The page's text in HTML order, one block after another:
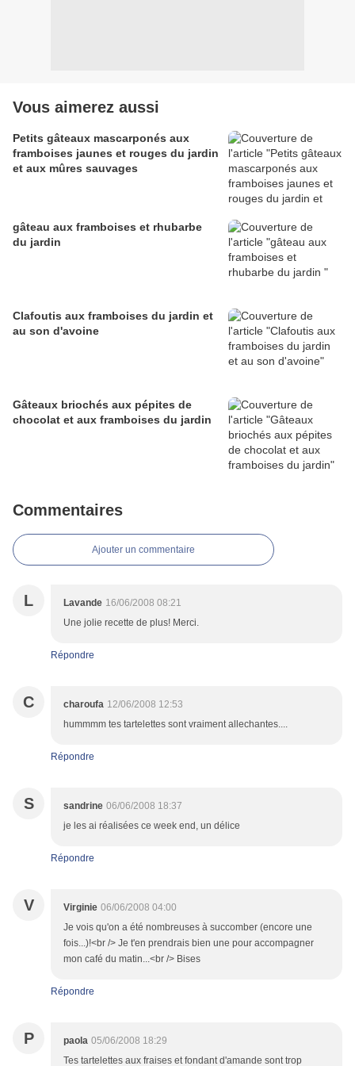
Vous aimerez aussi
Petits gâteaux mascarponés aux
framboises jaunes et rouges du jardin
et aux mûres sauvages
gâteau aux framboises et rhubarbe
du jardin
Clafoutis aux framboises du jardin et
au son d'avoine
Gâteaux briochés aux pépites de
chocolat et aux framboises du jardin
Commentaires
Ajouter un commentaire
L Lavande 16/06/2008 08:21
Une jolie recette de plus! Merci.
Répondre
C charoufa 12/06/2008 12:53
hummmm tes tartelettes sont vraiment allechantes....
Répondre
S sandrine 06/06/2008 18:37
je les ai réalisées ce week end, un délice
Répondre
V Virginie 06/06/2008 04:00
Je vois qu'on a été nombreuses à succomber (encore une
fois...)!<br /> Je t'en prendrais bien une pour accompagner
mon café du matin...<br /> Bises
Répondre
P paola 05/06/2008 18:29
Tes tartelettes aux fraises et fondant d'amande sont trop